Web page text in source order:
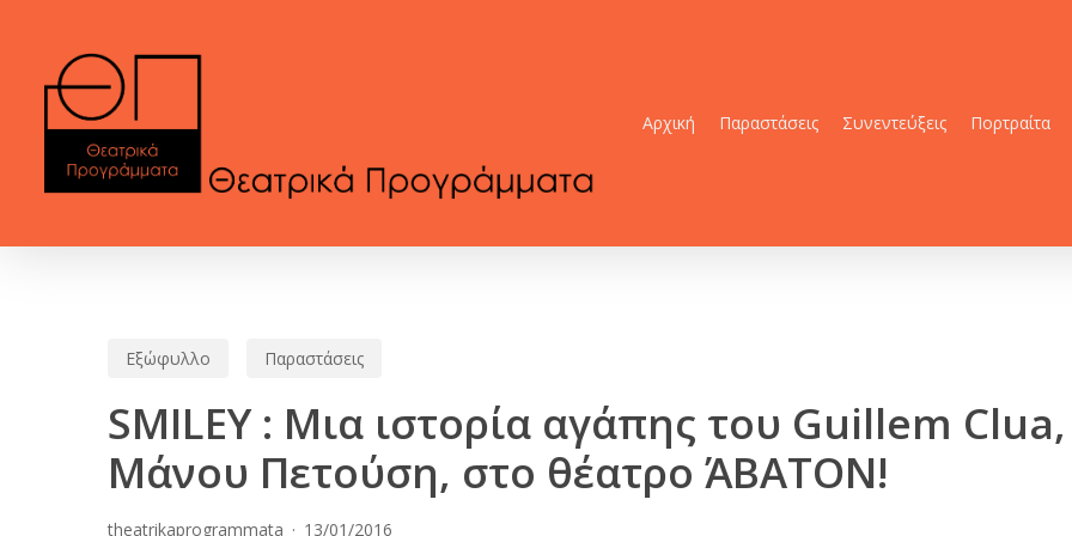
Αρχική Παραστάσεις Συνεντεύξεις Πορτραίτα
Εξώφυλλο Παραστάσεις
SMILEY : Μια ιστορία αγάπης του Guillem
Μάνου Πετούση, στο θέατρο ΆΒΑΤΟΝ!
theatrikaprogrammata 13/01/2016